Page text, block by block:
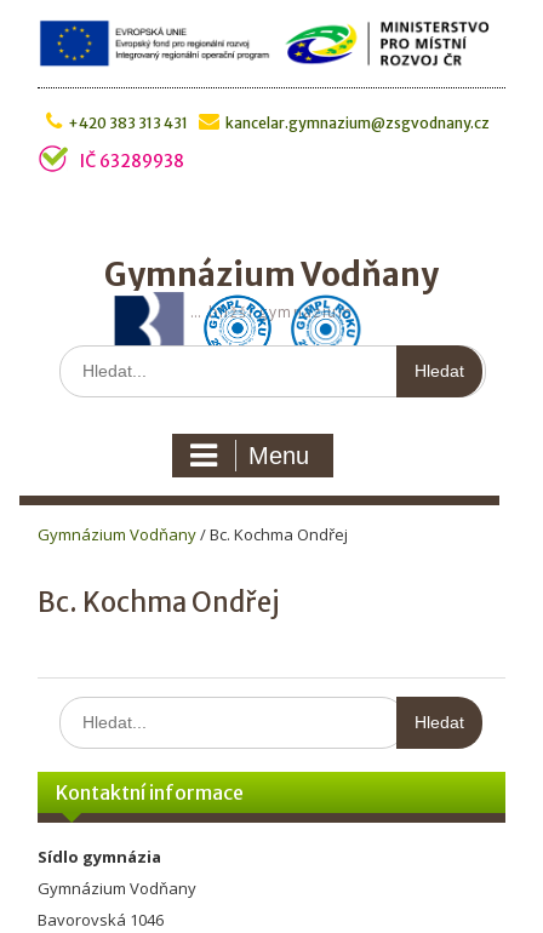
Skip
content
+420 383 313 431 kancelar.gymnazium@zsgvodnany.cz
IČ 63289938
Gymnázium Vodňany
… bližší gymnázium
Hledat:
Menu
Gymnázium Vodňany/Bc. Kochma Ondřej
Bc. Kochma Ondřej
Hledat:
Kontaktní informace
Sídlo gymnázia
Gymnázium Vodňany
Bavorovská 1046